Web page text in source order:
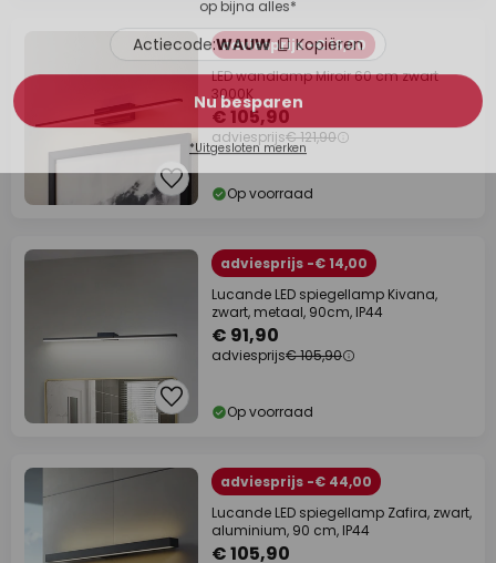
adviesprijs -€ 16,00
LED wandlamp Miroir 60 cm zwart
3000K
€ 105,90
adviesprijs€ 121,90
Op voorraad
adviesprijs -€ 14,00
Lucande LED spiegellamp Kivana,
zwart, metaal, 90cm, IP44
€ 91,90
adviesprijs€ 105,90
Op voorraad
adviesprijs -€ 44,00
Lucande LED spiegellamp Zafira, zwart,
aluminium, 90 cm, IP44
€ 105,90